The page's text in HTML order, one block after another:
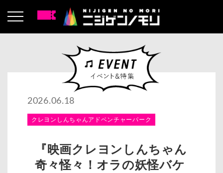
2026.06.18
クレヨンしんちゃんアドベンチャーパーク
『映画クレヨンしんちゃん
奇々怪々！オラの妖怪バケ